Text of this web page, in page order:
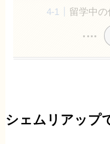
留学中
シェムリアップ